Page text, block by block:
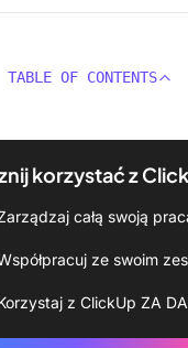
TABLE OF CONTENTS
korzystać z
całą swoją
ze swoim
z ClickUp ZA